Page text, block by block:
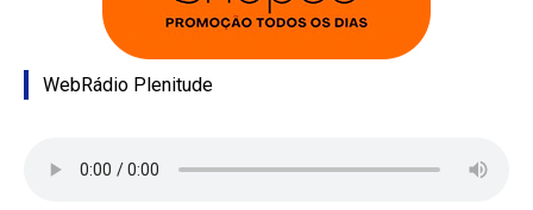
WebRádio Plenitude